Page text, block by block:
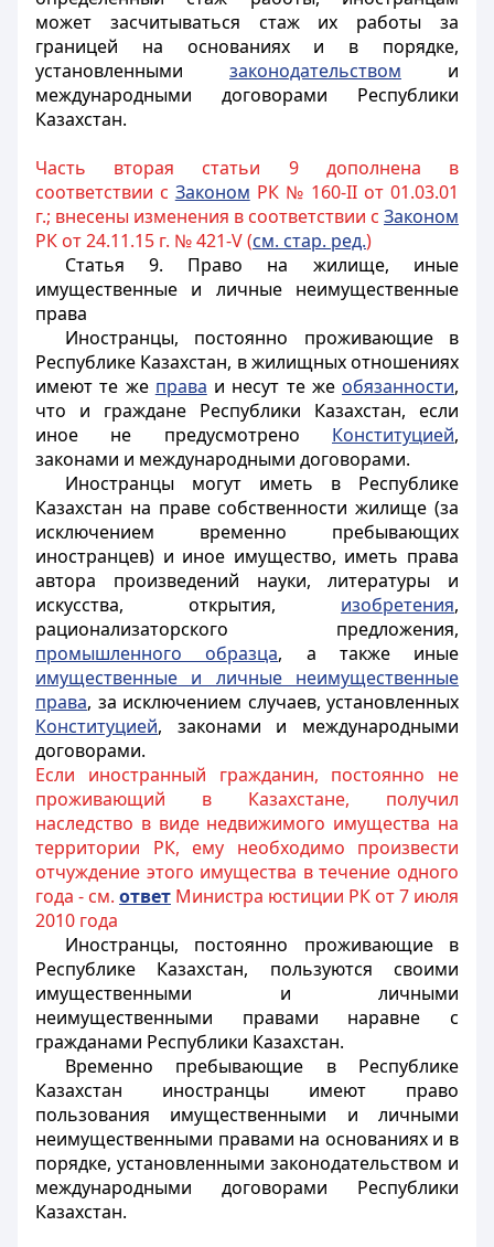
может засчитываться стаж их работы за
границей на основаниях и в порядке,
установленными законодательством и
международными договорами Республики
Казахстан.
Часть вторая статьи 9 дополнена в
соответствии с Законом РК № 160-II от 01.03.01
г.; внесены изменения в соответствии с Законом
РК от 24.11.15 г. № 421-V (см. стар. ред.)
Статья 9. Право на жилище, иные
имущественные и личные неимущественные
права
Иностранцы, постоянно проживающие в
Республике Казахстан, в жилищных отношениях
имеют те же права и несут те же обязанности,
что и граждане Республики Казахстан, если
иное не предусмотрено Конституцией,
законами и международными договорами.
Иностранцымогут иметь в Республике
Казахстан на праве собственности жилище (за
исключением временно пребывающих
иностранцев) и иное имущество, иметь права
автора произведений науки, литературы и
искусства, открытия, изобретения,
рационализаторского предложения,
промышленного образца, а также иные
имущественные и личные неимущественные
права, за исключением случаев, установленных
Конституцией, законами и международными
договорами.
Если иностранный гражданин, постоянно не
проживающий в Казахстане, получил
наследство в виде недвижимого имущества на
территории РК, ему необходимо произвести
отчуждение этого имущества в течение одного
года - см. ответ Министра юстиции РК от 7 июля
2010 года
Иностранцы, постоянно проживающие в
Республике Казахстан, пользуются своими
имущественными и личными
неимущественными правами наравне с
гражданами Республики Казахстан.
Временно пребывающие в Республике
Казахстан иностранцы имеют право
пользования имущественными и личными
неимущественными правами на основаниях и в
порядке, установленными законодательством и
международными договорами Республики
Казахстан.